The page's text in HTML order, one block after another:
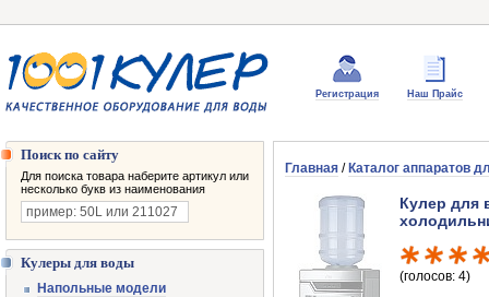
Регистрация Наш Прайс
Главная / Каталог аппаратов
Кулер для
(голосов: 4)
Поиск по сайту
Для поиска товара наберите артикул или
несколько букв из наименования
Кулеры для воды
Напольные модели